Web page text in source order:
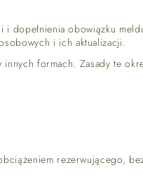
dopełnienia obowiązku
i ich aktualizacji.
formach. Zasady te
rezerwującego,